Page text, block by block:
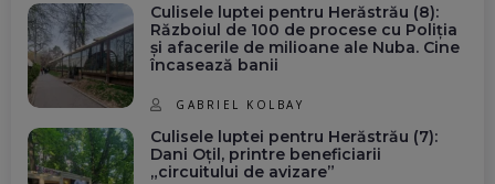
Culisele luptei pentru Herăstrău (8):
Războiul de 100 de procese cu Poliția
și afacerile de milioane ale Nuba. Cine
încasează banii
GABRIEL KOLBAY
Culisele luptei pentru Herăstrău (7):
Dani Oțil, printre beneficiarii
„circuitului de avizare”